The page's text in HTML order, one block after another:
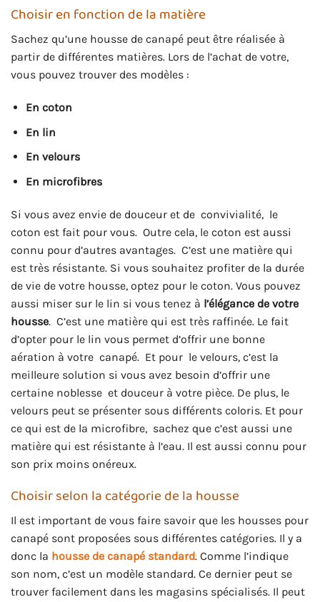
Choisir en fonction de la matière
Sachez qu’une housse de canapé peut être réalisée à
partir de différentes matières. Lors de l’achat de votre,
vous pouvez trouver des modèles :
En coton
En lin
En velours
En microfibres
Si vous avez envie de douceur et de convivialité, le
coton est fait pour vous. Outre cela, le coton est aussi
connu pour d’autres avantages. C’est une matière qui
est très résistante. Si vous souhaitez profiter de la durée
de vie de votre housse, optez pour le coton. Vous pouvez
aussi miser sur le lin si vous tenez à l’élégance de votre
housse. C’est une matière qui est très raffinée. Le fait
d’opter pour le lin vous permet d’offrir une bonne
aération à votre canapé. Et pour le velours, c’est la
meilleure solution si vous avez besoin d’offrir une
certaine noblesse et douceur à votre pièce. De plus, le
velours peut se présenter sous différents coloris. Et pour
ce qui est de la microfibre, sachez que c’est aussi une
matière qui est résistante à l’eau. Il est aussi connu pour
son prix moins onéreux.
Choisir selon la catégorie de la housse
Il est important de vous faire savoir que les housses pour
canapé sont proposées sous différentes catégories. Il y a
donc la housse de canapé standard. Comme l’indique
son nom, c’est un modèle standard. Ce dernier peut se
trouver facilement dans les magasins spécialisés. Il peut